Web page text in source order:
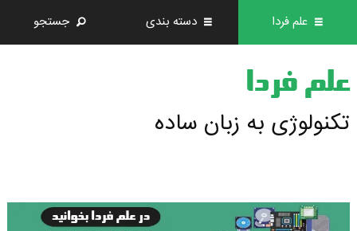
علم فردا دسته بندی جستجو
علم فردا
تکنولوژی به زبان ساده